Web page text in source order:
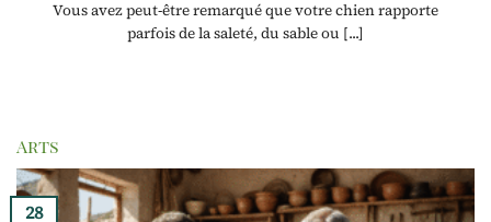
Vous avez peut-être remarqué que votre chien rapporte
parfois de la saleté, du sable ou [...]
Arts
28